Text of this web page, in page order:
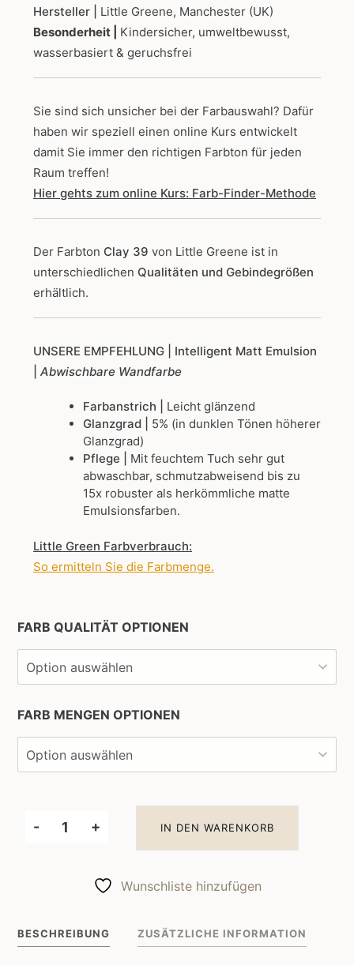
Hersteller | Little Greene, Manchester (UK)
Besonderheit | Kindersicher, umweltbewusst,
wasserbasiert & geruchsfrei
Sie sind sich unsicher bei der Farbauswahl? Dafür
haben wir speziell einen online Kurs entwickelt
damit Sie immer den richtigen Farbton für jeden
Raum treffen!
Hier gehts zum online Kurs: Farb-Finder-Methode
Der Farbton Clay 39 von Little Greene ist in
unterschiedlichen Qualitäten und Gebindegrößen
erhältlich.
UNSERE EMPFEHLUNG
| Intelligent Matt Emulsion
Abwischbare Wandfarbe
Farbanstrich | Leicht glänzend
Glanzgrad | 5% (in dunklen Tönen höherer
Glanzgrad)
Pflege | Mit feuchtem Tuch sehr gut
abwaschbar, schmutzabweisend bis zu
15x robuster als herkömmliche matte
Emulsionsfarben.
Little Green Farbverbrauch:
So ermitteln Sie die Farbmenge.
FARB QUALITÄT OPTIONEN
FARB MENGEN OPTIONEN
-
Little
Wandfarbe
Menge
+ IN DEN WARENKORB
Wunschliste hinzufügen
BESCHREIBUNG ZUSÄTZLICHE INFORMATION